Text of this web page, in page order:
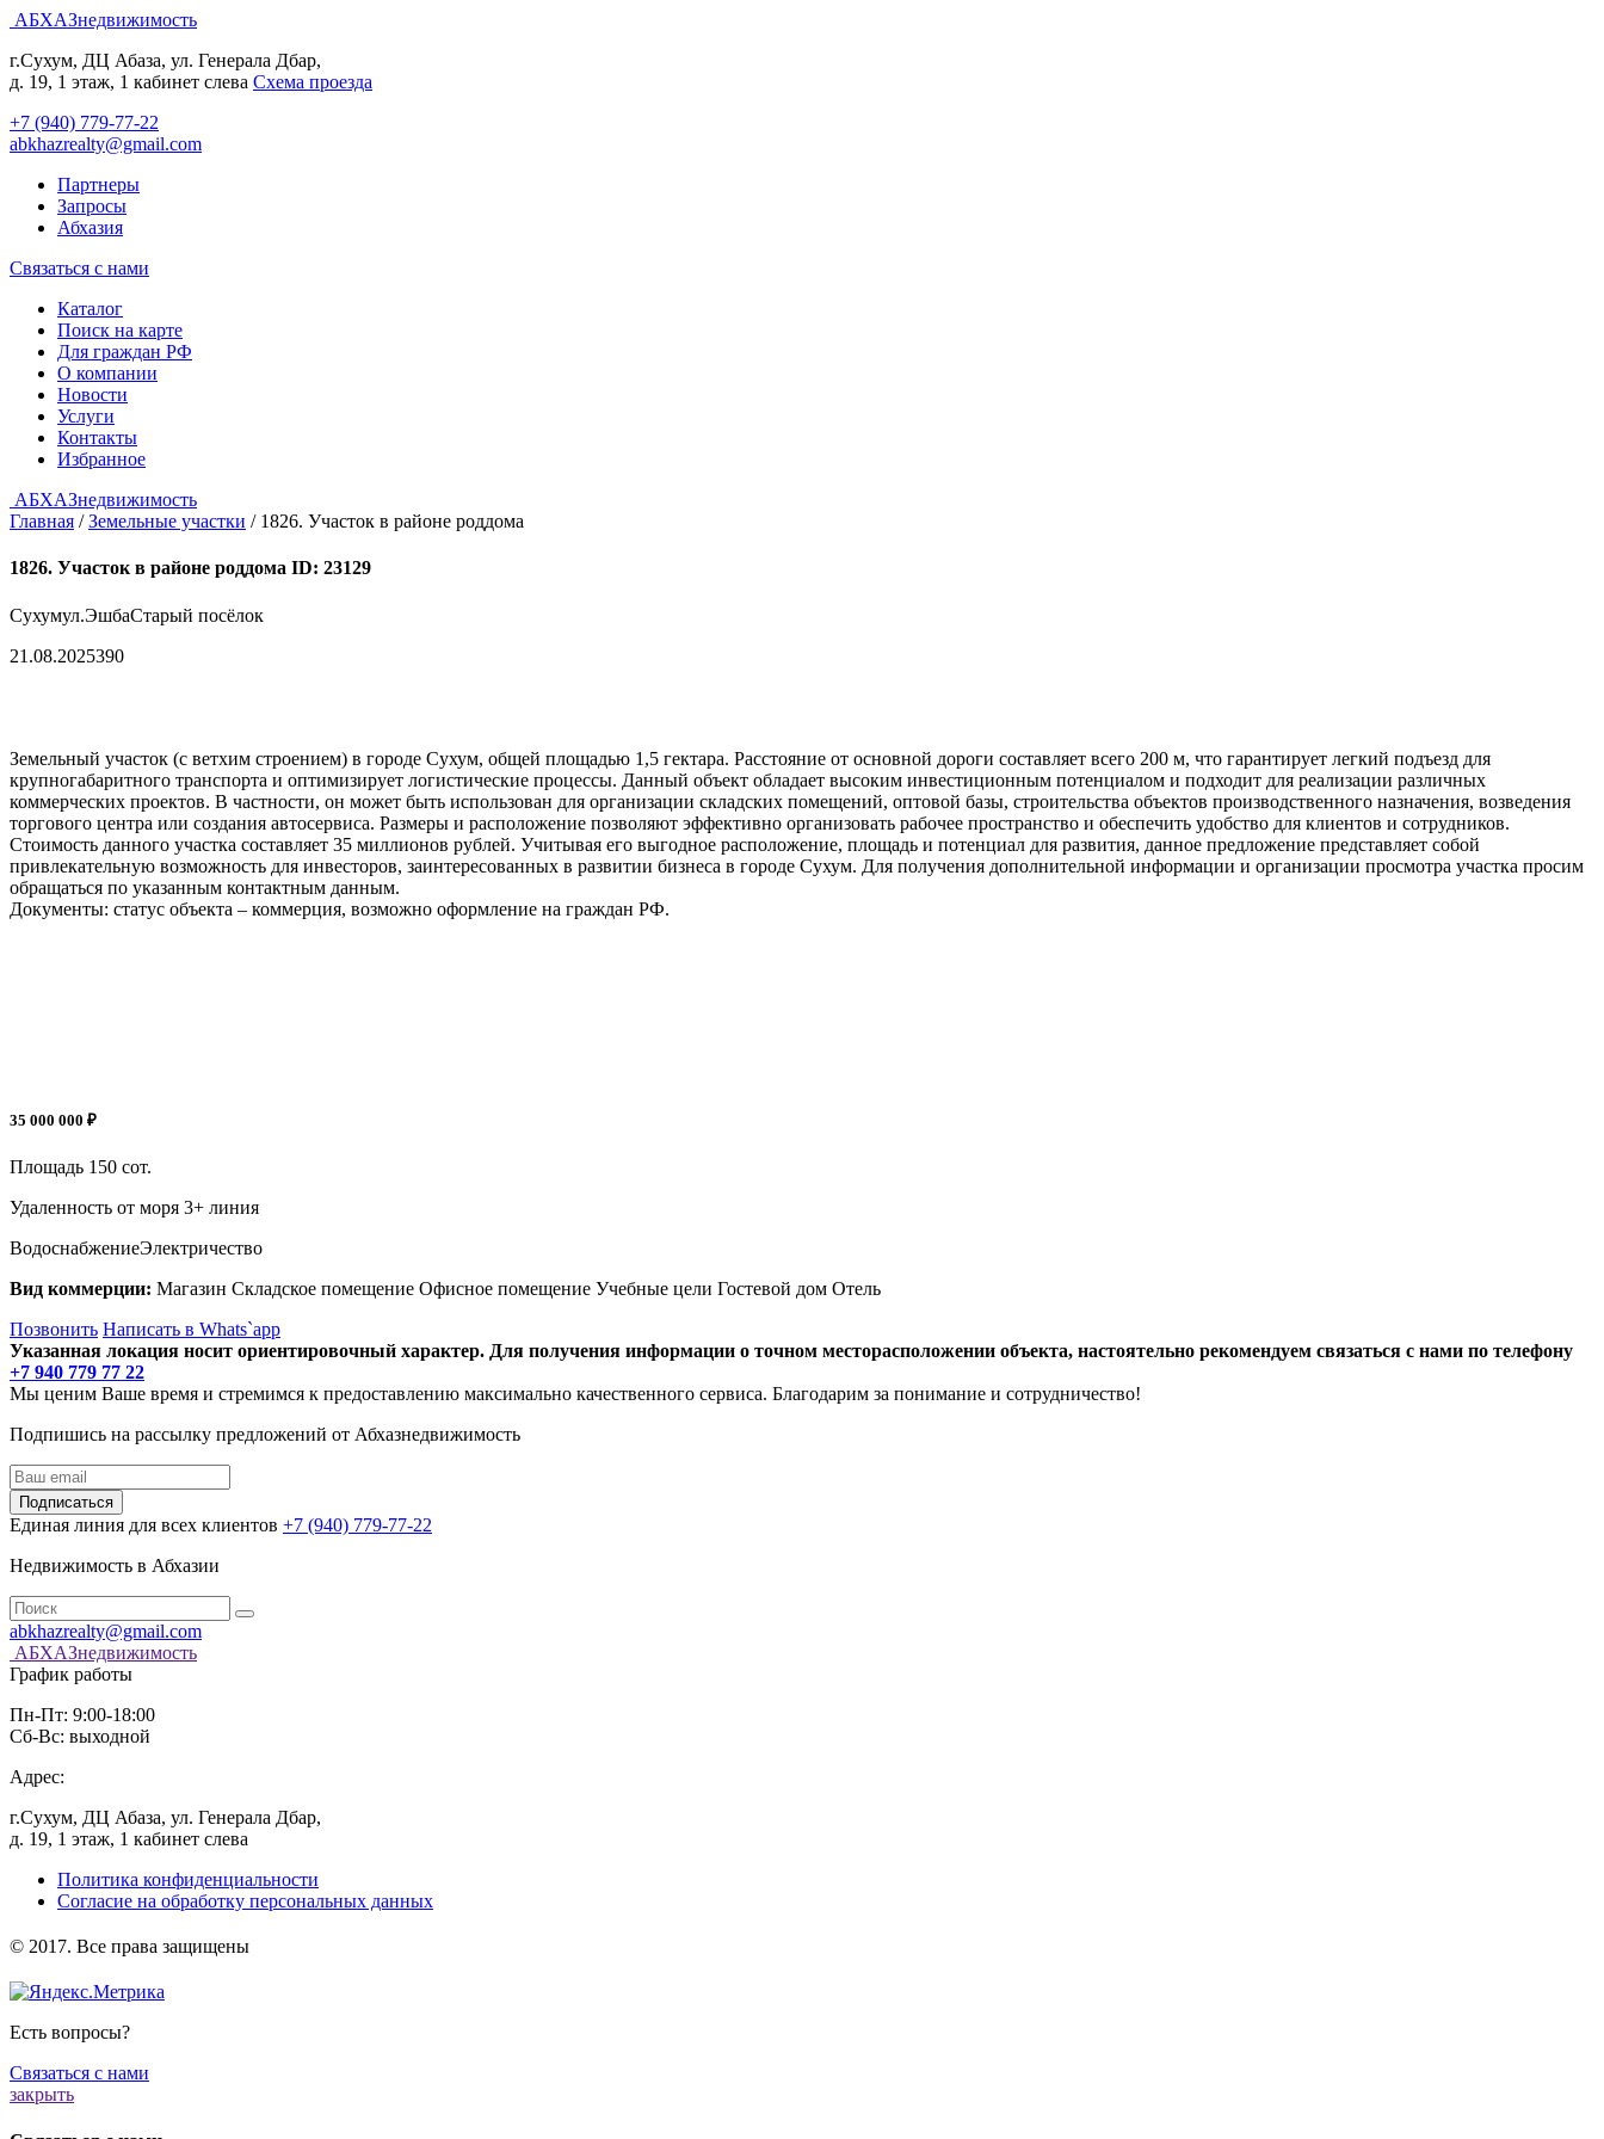
АБХАЗнедвижимость
г.Сухум, ДЦ Абаза, ул. Генерала Дбар,
д. 19, 1 этаж, 1 кабинет слева Cхема проезда
+7 (940) 779-77-22
abkhazrealty@gmail.com
Партнеры
Запросы
Абхазия
Связаться с нами
Каталог
Поиск на карте
Для граждан РФ
О компании
Новости
Услуги
Контакты
Избранное
АБХАЗнедвижимость
Главная /Земельные участки / 1826. Участок в районе роддома
1826. Участок в районе роддома ID: 23129
Сухумул.ЭшбаСтарый посёлок
21.08.2025390
Земельный участок (с ветхим строением) в городе Сухум, общей площадью 1,5 гектара. Расстояние от основной дороги составляет всего 200 м, что гарантирует легкий подъезд для
крупногабаритного транспорта и оптимизирует логистические процессы. Данный объект обладает высоким инвестиционным потенциалом и подходит для реализации различных
коммерческих проектов. В частности, он может быть использован для организации складских помещений, оптовой базы, строительства объектов производственного назначения, возведения
торгового центра или создания автосервиса. Размеры и расположение позволяют эффективно организовать рабочее пространство и обеспечить удобство для клиентов и сотрудников.
Стоимость данного участка составляет 35 миллионов рублей. Учитывая его выгодное расположение, площадь и потенциал для развития, данное предложение представляет собой
привлекательную возможность для инвесторов, заинтересованных в развитии бизнеса в городе Сухум. Для получения дополнительной информации и организации просмотра участка просим
обращаться по указанным контактным данным.
Документы: статус объекта – коммерция, возможно оформление на граждан РФ.
35 000 000 ₽
Площадь 150 сот.
Удаленность от моря 3+ линия
ВодоснабжениеЭлектричество
Вид коммерции: Магазин Складское помещение Офисное помещение Учебные цели Гостевой дом Отель
Позвонить Написать в Whats`app
Указанная локация носит ориентировочный характер. Для получения информации о точном месторасположении объекта, настоятельно рекомендуем связаться с нами по телефону
+7 940 779 77 22
Мы ценим Ваше время и стремимся к предоставлению максимально качественного сервиса. Благодарим за понимание и сотрудничество!
Подпишись на рассылку предложений от Абхазнедвижимость
Подписаться
Единая линия для всех клиентов +7 (940) 779-77-22
Недвижимость в Абхазии
abkhazrealty@gmail.com
АБХАЗнедвижимость
График работы
Пн-Пт: 9:00-18:00
Сб-Вс: выходной
Адрес:
г.Сухум, ДЦ Абаза, ул. Генерала Дбар,
д. 19, 1 этаж, 1 кабинет слева
Политика конфиденциальности
Согласие на обработку персональных данных
️© 2017. Все права защищены
Есть вопросы?
Связаться с нами
закрыть